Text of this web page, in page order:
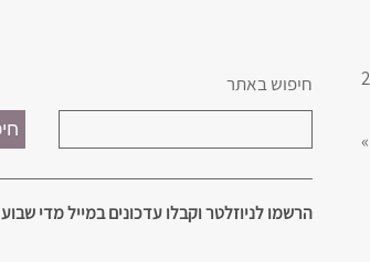
»
חיפוש באתר
הרשמו לניוזלטר וקבלו עדכונים במייל מדי שבוע